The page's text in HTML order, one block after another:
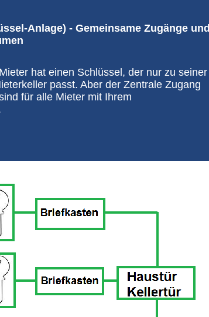
Anlage) - Gemeinsame Zugänge und
hat einen Schlüssel, der nur zu seiner
passt. Aber der Zentrale Zugang
für alle Mieter mit Ihrem